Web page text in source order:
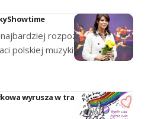
rozpoznawalnych i
polskiej muzyki - zostanie
wyrusza w trasę